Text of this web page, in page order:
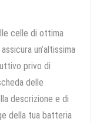
celle di ottima
un’altissima
privo di
delle
descrizione e di
della tua batteria